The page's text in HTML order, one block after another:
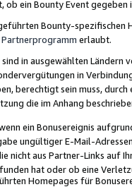
ob ein Bounty Event
Bounty-spezifischen
erlaubt.
sind in ausgewählten Ländern
in
berechtigt sein muss,
die im Anhang
ein Bonusereignis
ungültiger E-Mail-
nicht aus Partner-Links auf
hat oder ob eine
Homepages für